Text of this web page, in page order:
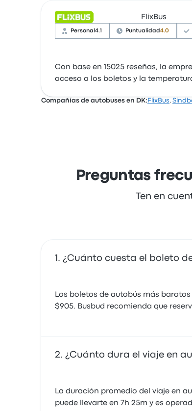
FlixBus
Personal 4.1 Puntualidad 4.0
Con base en 15025 reseñas, la
acceso a los boletos y la
Compañías de autobuses en DK: FlixBus,
Preguntas
Ten en
¿Cuánto cuesta el boleto
Los boletos de autobús más
$905. Busbud recomienda que
¿Cuánto dura el viaje en
La duración promedio del viaje en
puede llevarte en 7h 25m y es